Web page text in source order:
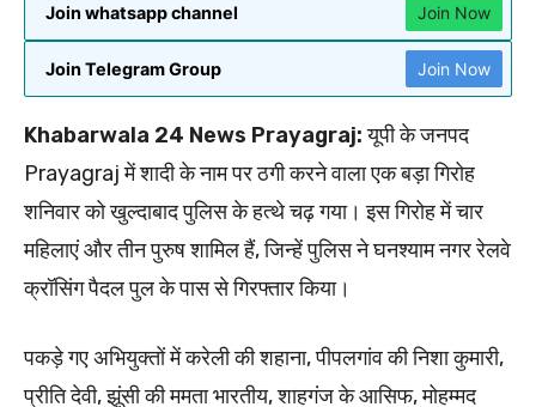
Join whatsapp channel Join Now
Join Telegram Group Join Now
Khabarwala 24 News Prayagraj:यूपी के जनपद
Prayagraj में शादी के नाम पर ठगी करने वाला एक बड़ा गिरोह
शनिवार को खुल्दाबाद पुलिस के हत्थे चढ़ गया। इस गिरोह में चार
महिलाएं और तीन पुरुष शामिल हैं, जिन्हें पुलिस ने घनश्याम नगर रेलवे
क्रॉसिंग पैदल पुल के पास से गिरफ्तार किया।
पकड़े गए अभियुक्तों में करेली की शहाना, पीपलगांव की निशा कुमारी,
प्रीति देवी, झूंसी की ममता भारतीय, शाहगंज के आसिफ, मोहम्मद